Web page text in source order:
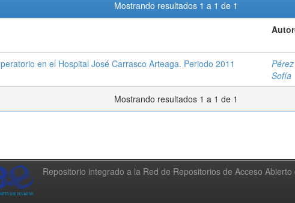
Mostrando resultados 1 a 1 de 1
en el Hospital José Carrasco Arteaga. Periodo 2011
Sofía
Mostrando resultados 1 a 1 de 1
Repositorio integrado a la Red de Repositorios de Acceso